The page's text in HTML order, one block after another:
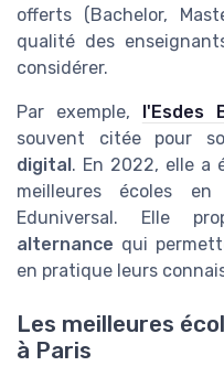
offerts (Bachelor,
qualité des
considérer.
Par exemple, l'Esdes
souvent citée pour
digital. En 2022, elle a
meilleures écoles
Eduniversal. Elle
alternance qui
en pratique leurs
Les meilleures
à Paris